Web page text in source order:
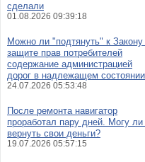
сделали
01.08.2026 09:39:18
Можно ли "подтянуть" к Закону
защите прав потребителей
содержание администрацией
дорог в надлежащем
24.07.2026 05:53:48
После ремонта навигатор
проработал пару дней. Могу ли
вернуть свои деньги?
19.07.2026 05:57:15